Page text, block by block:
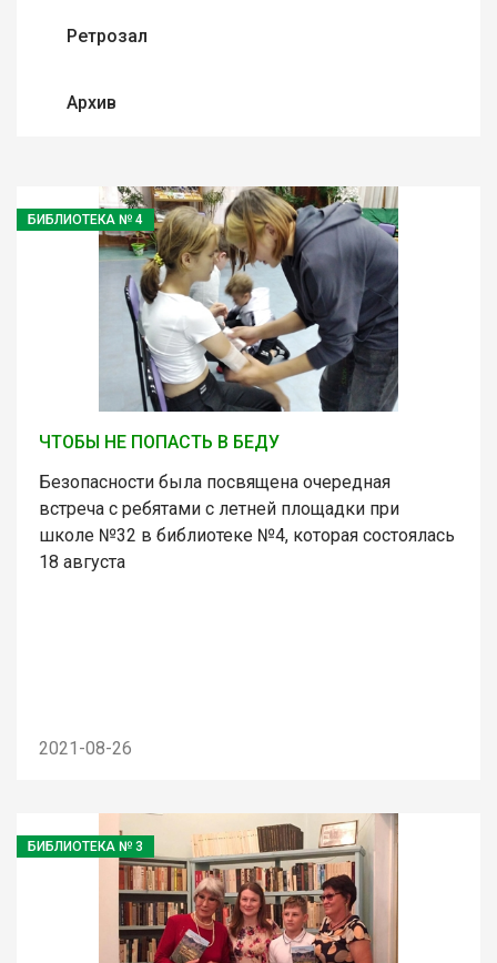
Ретрозал
Архив
БИБЛИОТЕКА № 4
ЧТОБЫ НЕ ПОПАСТЬ В БЕДУ
Безопасности была посвящена очередная
встреча с ребятами с летней площадки при
школе №32 в библиотеке №4, которая состоялась
18 августа
2021-08-26
БИБЛИОТЕКА № 3